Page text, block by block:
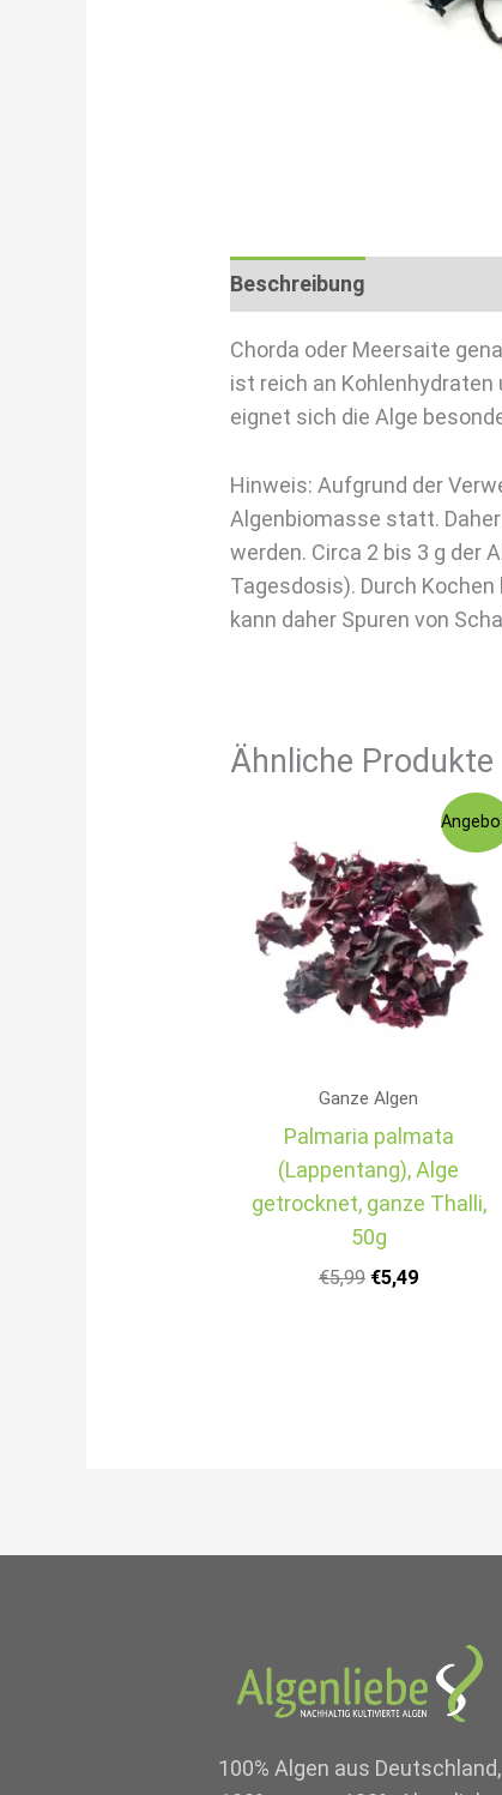
Beschreibung
Chorda oder Meersaite
ist reich an
eignet sich die Alge
Hinweis: Aufgrund der
Algenbiomasse statt.
werden. Circa 2 bis 3 g der
Tagesdosis). Durch
kann daher Spuren von
Ähnliche Produkte
Ganze Algen
Palmaria palmata
(Lappentang), Alge
getrocknet, ganze Thalli,
50g
€5,99
war:
€5,99
€5,49
Aktueller
Preis
ist:
€5,49.
100% Algen aus Deutschland,